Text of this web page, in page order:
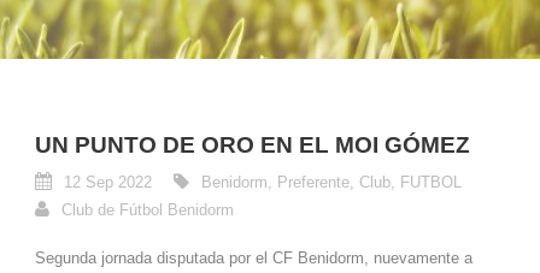
UN PUNTO DE ORO EN EL MOI GÓMEZ
12 Sep 2022 Benidorm Preferente Club FUTBOL
Club de Fútbol Benidorm
Segunda jornada disputada por el CF Benidorm, nuevamente a